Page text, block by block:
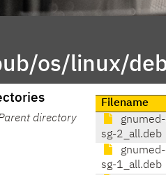
os/linux/
directory
Filename
sg-2_all.deb
sg-1_all.deb